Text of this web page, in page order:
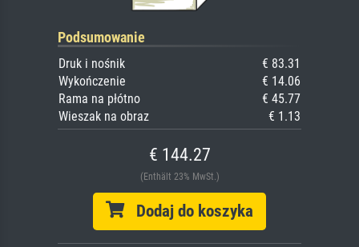
Podsumowanie
Druk i nośnik
€ 83.31
Wykończenie
€ 14.06
Rama na płótno
€ 45.77
Wieszak na obraz
€ 1.13
€ 144.27
(Enthält 23% MwSt.)
Dodaj do koszyka